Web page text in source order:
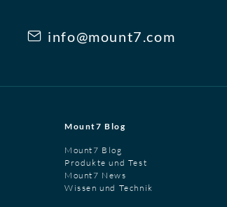
info@mount7.com
Mount7 Blog
Mount7 Blog
Produkte und Test
Mount7 News
Wissen und Technik